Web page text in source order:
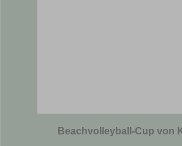
Beachvolleyball-Cup von